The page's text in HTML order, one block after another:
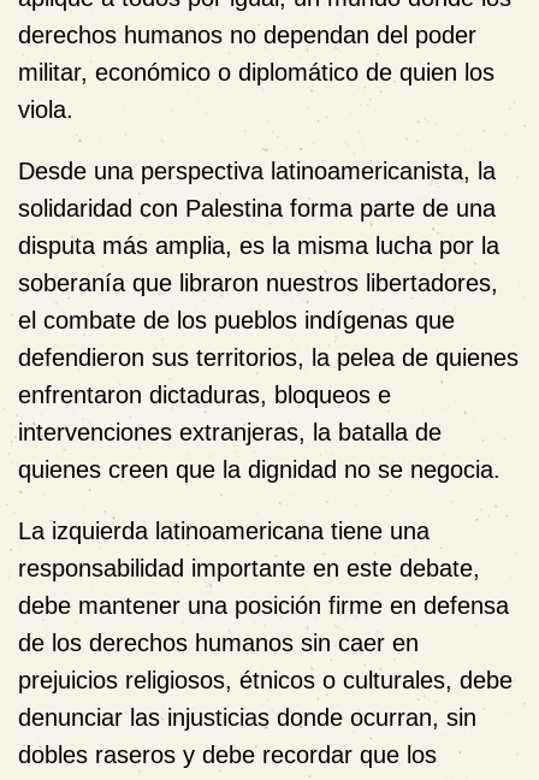
derechos humanos no dependan del poder
militar, económico o diplomático de quien los
viola.
Desde una perspectiva latinoamericanista, la
solidaridad con Palestina forma parte de una
disputa más amplia, es la misma lucha por la
soberanía que libraron nuestros libertadores,
el combate de los pueblos indígenas que
defendieron sus territorios, la pelea de quienes
enfrentaron dictaduras, bloqueos e
intervenciones extranjeras, la batalla de
quienes creen que la dignidad no se negocia.
La izquierda latinoamericana tiene una
responsabilidad importante en este debate,
debe mantener una posición firme en defensa
de los derechos humanos sin caer en
prejuicios religiosos, étnicos o culturales, debe
denunciar las injusticias donde ocurran, sin
dobles raseros y debe recordar que los